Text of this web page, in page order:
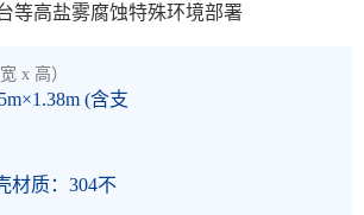
等高盐雾腐蚀特殊环境部署
x 高）
(含支
材质：304不